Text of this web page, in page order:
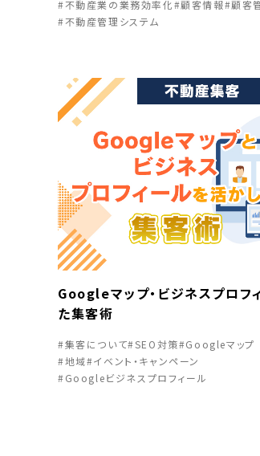
#不動産業の業務効率化#顧客情報#顧客
#不動産管理システム
Googleマップ・ビジネスプロフ
た集客術
#集客について#SEO対策#Googleマップ
#地域#イベント・キャンペーン
#Googleビジネスプロフィール